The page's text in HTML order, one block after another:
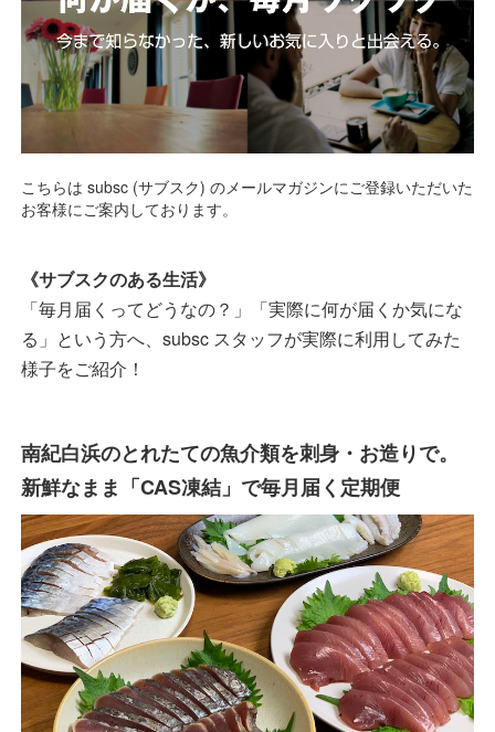
こちらは subsc (サブスク) のメールマガジンにご登録いただいた
お客様にご案内しております。
《サブスクのある生活》
「毎月届くってどうなの？」「実際に何が届くか気にな
る」という方へ、subsc スタッフが実際に利用してみた
様子をご紹介！
南紀白浜のとれたての魚介類を刺身・お造りで。
新鮮なまま「CAS凍結」で毎月届く定期便